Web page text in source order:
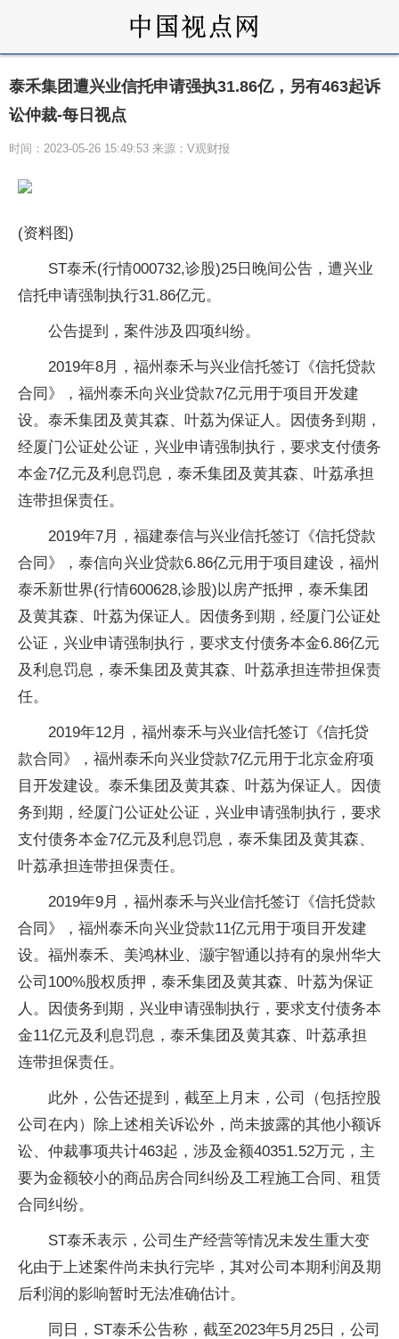
泰禾集团遭兴业信托申请强执31.86亿，另有463起诉
讼仲裁-每日视点
时间：2023-05-26 15:49:53 来源：V观财报
(资料图)
ST泰禾(行情000732,诊股)25日晚间公告，遭兴业
信托申请强制执行31.86亿元。
公告提到，案件涉及四项纠纷。
2019年8月，福州泰禾与兴业信托签订《信托贷款
合同》，福州泰禾向兴业贷款7亿元用于项目开发建
设。泰禾集团及黄其森、叶荔为保证人。因债务到期，
经厦门公证处公证，兴业申请强制执行，要求支付债务
本金7亿元及利息罚息，泰禾集团及黄其森、叶荔承担
连带担保责任。
2019年7月，福建泰信与兴业信托签订《信托贷款
合同》，泰信向兴业贷款6.86亿元用于项目建设，福州
泰禾新世界(行情600628,诊股)以房产抵押，泰禾集团
及黄其森、叶荔为保证人。因债务到期，经厦门公证处
公证，兴业申请强制执行，要求支付债务本金6.86亿元
及利息罚息，泰禾集团及黄其森、叶荔承担连带担保责
任。
2019年12月，福州泰禾与兴业信托签订《信托贷
款合同》，福州泰禾向兴业贷款7亿元用于北京金府项
目开发建设。泰禾集团及黄其森、叶荔为保证人。因债
务到期，经厦门公证处公证，兴业申请强制执行，要求
支付债务本金7亿元及利息罚息，泰禾集团及黄其森、
叶荔承担连带担保责任。
2019年9月，福州泰禾与兴业信托签订《信托贷款
合同》，福州泰禾向兴业贷款11亿元用于项目开发建
设。福州泰禾、美鸿林业、灏宇智通以持有的泉州华大
公司100%股权质押，泰禾集团及黄其森、叶荔为保证
人。因债务到期，兴业申请强制执行，要求支付债务本
金11亿元及利息罚息，泰禾集团及黄其森、叶荔承担
连带担保责任。
此外，公告还提到，截至上月末，公司（包括控股
公司在内）除上述相关诉讼外，尚未披露的其他小额诉
讼、仲裁事项共计463起，涉及金额40351.52万元，主
要为金额较小的商品房合同纠纷及工程施工合同、租赁
合同纠纷。
ST泰禾表示，公司生产经营等情况未发生重大变
化由于上述案件尚未执行完毕，其对公司本期利润及期
后利润的影响暂时无法准确估计。
同日，ST泰禾公告称，截至2023年5月25日，公司